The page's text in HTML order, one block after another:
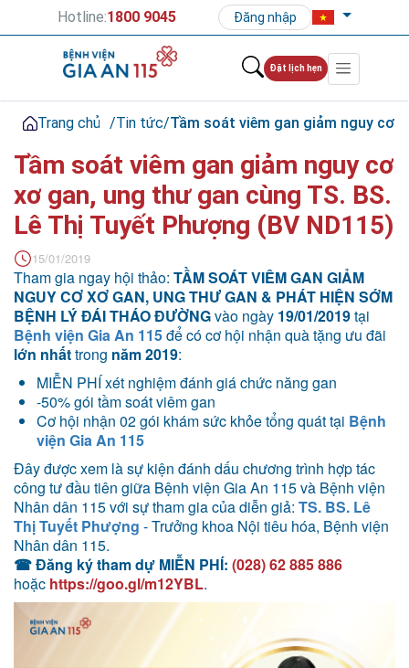
Hotline:1800 9045 Đăng nhập
Đặt lịch hẹn
Trang chủ /Tin tức/Tầm soát viêm gan giảm nguy cơ
Tầm soát viêm gan giảm nguy cơ
xơ gan, ung thư gan cùng TS. BS.
Lê Thị Tuyết Phượng (BV ND115)
15/01/2019
Tham gia ngay hội thảo: TẦM SOÁT VIÊM GAN GIẢM
NGUY CƠ XƠ GAN, UNG THƯ GAN & PHÁT HIỆN SỚM
BỆNH LÝ ĐÁI THÁO ĐƯỜNGvào ngày 19/01/2019tại
Bệnh viện Gia An 115để có cơ hội nhận quà tặng ưu đãi
lớn nhấttrong năm 2019:
MIỄN PHÍ xét nghiệm đánh giá chức năng gan
-50% gói tầm soát viêm gan
Cơ hội nhận 02 gói khám sức khỏe tổng quát tại Bệnh
viện Gia An 115
Đây được xem là sự kiện đánh dấu chương trình hợp tác
công tư đầu tiên giữa Bệnh viện Gia An 115 và Bệnh viện
Nhân dân 115 với sự tham gia của diễn giả: TS. BS. Lê
Thị Tuyết Phượng - Trưởng khoa Nội tiêu hóa, Bệnh viện
Nhân dân 115.
☎Đăng ký tham dự MIỄN PHÍ: (028) 62 885 886
hoặc https://goo.gl/m12YBL.